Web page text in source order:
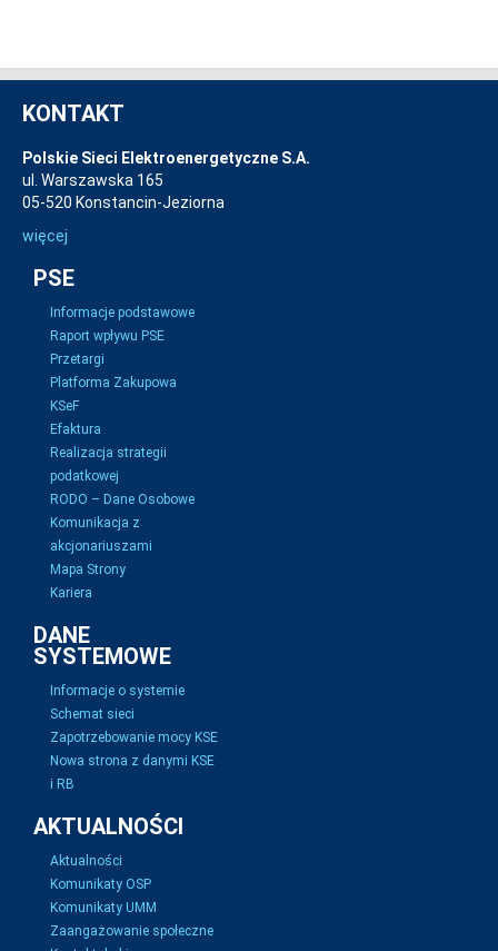
KONTAKT
Polskie Sieci Elektroenergetyczne S.A.
ul. Warszawska 165
05-520 Konstancin-Jeziorna
więcej
PSE
Informacje podstawowe
Raport wpływu PSE
Przetargi
Platforma Zakupowa
KSeF
Efaktura
Realizacja strategii
podatkowej
RODO – Dane Osobowe
Komunikacja z
akcjonariuszami
Mapa Strony
Kariera
DANE
SYSTEMOWE
Informacje o systemie
Schemat sieci
Zapotrzebowanie mocy KSE
Nowa strona z danymi KSE
i RB
AKTUALNOŚCI
Aktualności
Komunikaty OSP
Komunikaty UMM
Zaangażowanie społeczne